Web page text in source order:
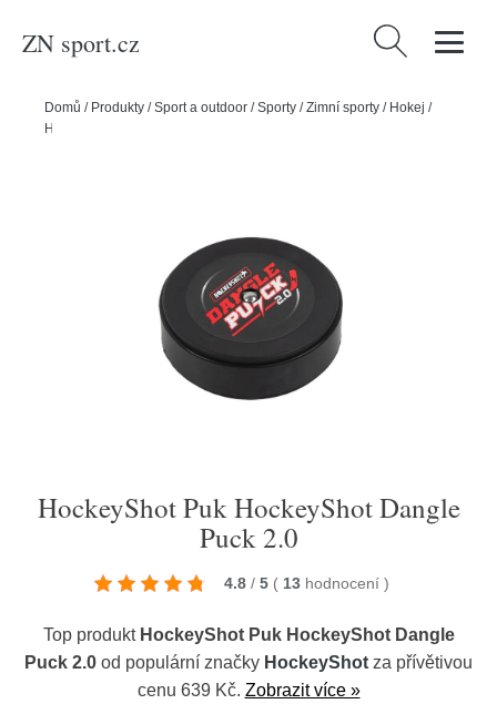
ZN sport.cz Vyhledávání
Domů / Produkty /Sport a outdoor /Sporty /Zimní sporty / Hokej /
HockeyShot Puk HockeyShot Dangle Puck 2.0
HockeyShot Puk HockeyShot Dangle
Puck 2.0
4.8 / 5 ( 13 hodnocení )
Top produkt HockeyShot Puk HockeyShot Dangle
Puck 2.0 od populární značky HockeyShot za přívětivou
cenu 639 Kč. Zobrazit více »